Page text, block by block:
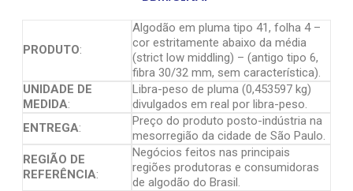
PRODUTO:
Algodão em pluma tipo 41, folha 4 –
cor estritamente abaixo da média
(strict low middling) – (antigo tipo 6,
fibra 30/32 mm, sem característica).
UNIDADE DE
MEDIDA:
Libra-peso de pluma (0,453597 kg)
divulgados em real por libra-peso.
ENTREGA:
Preço do produto posto-indústria na
mesorregião da cidade de São Paulo.
REGIÃO DE
REFERÊNCIA:
Negócios feitos nas principais
regiões produtoras e consumidoras
de algodão do Brasil.